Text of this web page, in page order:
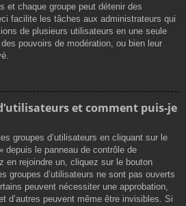
et chaque groupe peut détenir des
facilite les tâches aux administrateurs qui
de plusieurs utilisateurs en une seule
pouvoirs de modération, ou bien leur
et comment puis-je
groupes d’utilisateurs en cliquant sur le
depuis le panneau de contrôle de
en rejoindre un, cliquez sur le bouton
groupes d’utilisateurs ne sont pas ouverts
peuvent nécessiter une approbation,
d’autres peuvent même être invisibles. Si